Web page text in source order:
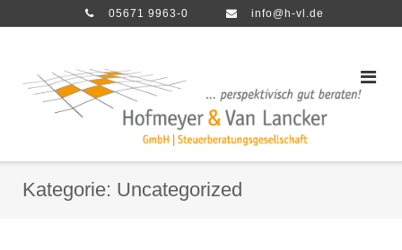
05671 9963-0 info@h-vl.de
Kategorie: Uncategorized